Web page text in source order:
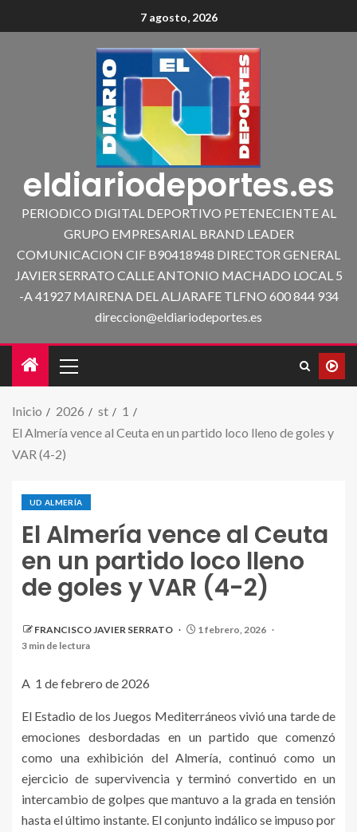
7 agosto, 2026
eldiariodeportes.es
PERIODICO DIGITAL DEPORTIVO PETENECIENTE AL
GRUPO EMPRESARIAL BRAND LEADER
COMUNICACION CIF B90418948 DIRECTOR GENERAL
JAVIER SERRATO CALLE ANTONIO MACHADO LOCAL 5
-A 41927 MAIRENA DEL ALJARAFE TLFNO 600 844 934
direccion@eldiariodeportes.es
Inicio 2026 st
1
El Almería vence al Ceuta en un partido loco lleno de goles y
VAR (4-2)
UD ALMERÍA
El Almería vence al Ceuta
en un partido loco lleno
de goles y VAR (4-2)
FRANCISCO JAVIER SERRATO
1 febrero, 2026
3 min de lectura
A 1 de febrero de 2026
El Estadio de los Juegos Mediterráneos vivió una tarde de
emociones desbordadas en un partido que comenzó
como una exhibición del Almería, continuó como un
ejercicio de supervivencia y terminó convertido en un
intercambio de golpes que mantuvo a la grada en tensión
hasta el último instante. El conjunto indálico se impuso por